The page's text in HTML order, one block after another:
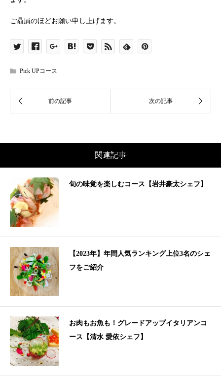
ご贔屓のほどお願い申し上げます。
Pick UPコース
関連記事
旬の味覚を楽しむコース【岩井豪太シェフ】
【2023年】年間人気ランキング上位3名のシェ
フをご紹介
お肉もお魚も！グレードアップイタリアンコ
ース【清水 愛依シェフ】